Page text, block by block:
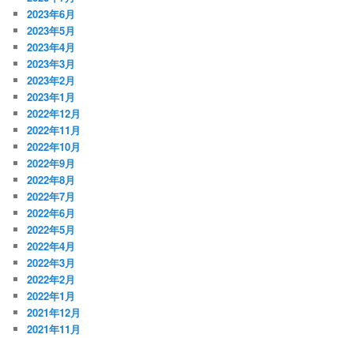
2023年6月
2023年5月
2023年4月
2023年3月
2023年2月
2023年1月
2022年12月
2022年11月
2022年10月
2022年9月
2022年8月
2022年7月
2022年6月
2022年5月
2022年4月
2022年3月
2022年2月
2022年1月
2021年12月
2021年11月